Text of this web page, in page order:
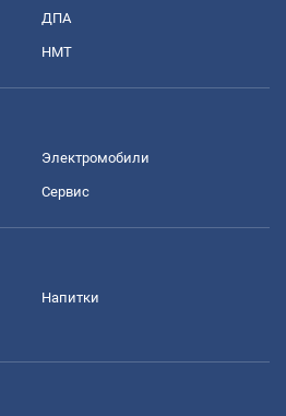
ДПА
НМТ
Электромобили
Сервис
Напитки